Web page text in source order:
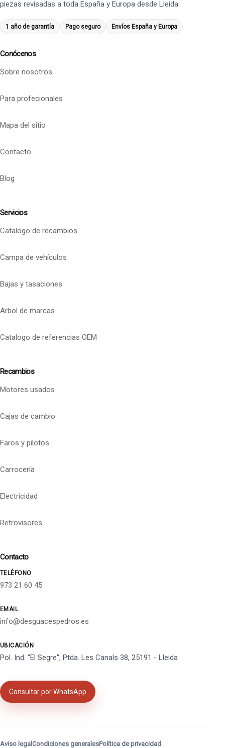
piezas revisadas a toda España y Europa desde Lleida.
1 año de garantía Pago seguro Envíos España y Europa
Conócenos
Sobre nosotros
Para profecionales
Mapa del sitio
Contacto
Blog
Servicios
Catalogo de recambios
Campa de vehículos
Bajas y tasaciones
Arbol de marcas
Catalogo de referencias OEM
Recambios
Motores usados
Cajas de cambio
Faros y pilotos
Carrocería
Electricidad
Retrovisores
Contacto
TELÉFONO
973 21 60 45
EMAIL
info@desguacespedros.es
UBICACIÓN
Pol. Ind. "El Segre", Ptda. Les Canals 38, 25191 - Lleida
Consultar por WhatsApp
Aviso legal Condiciones generalesPolítica de privacidad